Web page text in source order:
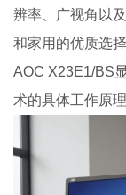
辨率、广视角以
和家用的优质选择
AOC X23E1/BS
术的具体工作原理